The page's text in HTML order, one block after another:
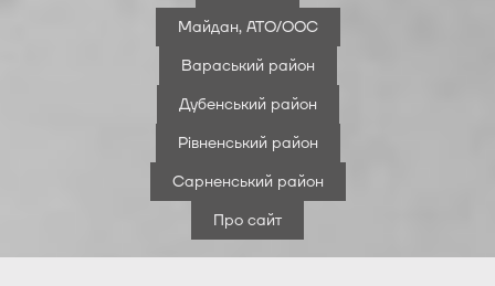
Майдан, АТО/ООС
Вараський район
Дубенський район
Рівненський район
Сарненський район
Про сайт